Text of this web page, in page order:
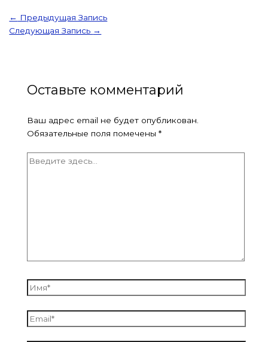
← Предыдущая Запись
Следующая Запись →
Оставьте комментарий
Ваш адрес email не будет опубликован.
Обязательные поля помечены *
Введите
Имя*
Email*